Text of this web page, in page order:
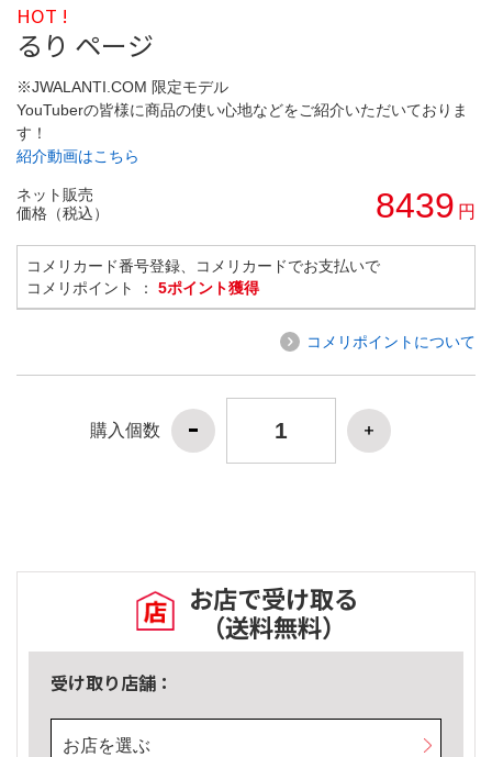
HOT !
るり ページ
※JWALANTI.COM 限定モデル
YouTuberの皆様に商品の使い心地などをご紹介いただいておりま
す！
紹介動画はこちら
ネット販売
価格（税込）
8439 円
コメリカード番号登録、コメリカードでお支払いで
コメリポイント ： 5ポイント獲得
コメリポイントについて
購入個数
お店で受け取る
（送料無料）
受け取り店舗：
お店を選ぶ